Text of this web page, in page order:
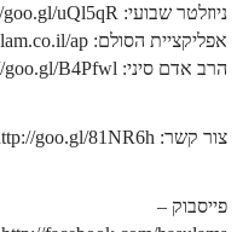
זוהר קורח למתקדמים
חוקת למתחילים
זוהר בלק למתקדמים
ניוזלטר שבועי: http://goo.gl/uQl5qR
אפליקציית הסולם: http://www.hasulam.co.il/ap
הרב אדם סיני: http://goo.gl/B4Pfwl
צור קשר: http://goo.gl/81NR6h
פייסבוק –